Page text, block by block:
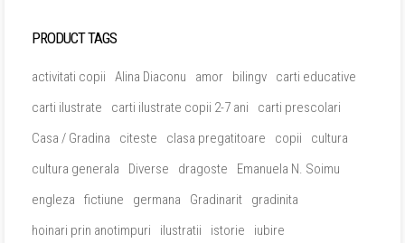
PRODUCT TAGS
activitati copii Alina Diaconu amor bilingv
carti educative
carti ilustrate
carti ilustrate copii 2-7 ani
carti prescolari
Casa / Gradina
citeste clasa pregatitoare copii
cultura
cultura generala
Diverse dragoste
Emanuela N. Soimu
engleza
fictiune germana Gradinarit
gradinita
hoinari prin anotimpuri
ilustratii istorie
iubire